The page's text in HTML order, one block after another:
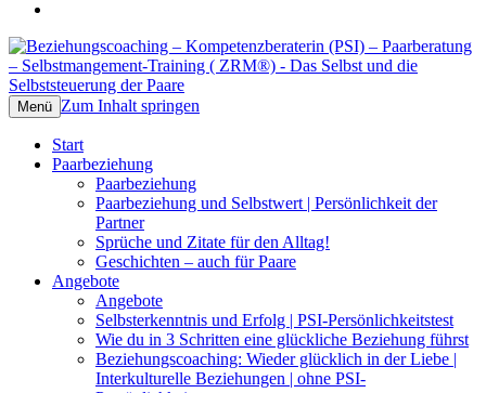
Beziehungscoaching –
Kompetenzberaterin (PSI) –
Training ( ZRM®)
Das Selbst und die Selbststeuerung der
Paare
Menü Zum Inhalt springen
Start
Paarbeziehung
Paarbeziehung
Paarbeziehung und Selbstwert | Persönlichkeit der
Partner
Sprüche und Zitate für den Alltag!
Geschichten – auch für Paare
Angebote
Angebote
Selbsterkenntnis und Erfolg | PSI-Persönlichkeitstest
Wie du in 3 Schritten eine glückliche Beziehung führst
Beziehungscoaching: Wieder glücklich in der Liebe |
Interkulturelle Beziehungen | ohne PSI-